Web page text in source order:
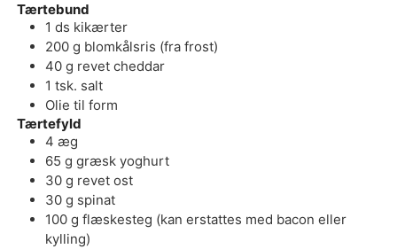
Tærtebund
1 ds kikærter
200 g blomkålsris (fra frost)
40 g revet cheddar
1 tsk. salt
Olie til form
Tærtefyld
4 æg
65 g græsk yoghurt
30 g revet ost
30 g spinat
100 g flæskesteg (kan erstattes med bacon eller
kylling)